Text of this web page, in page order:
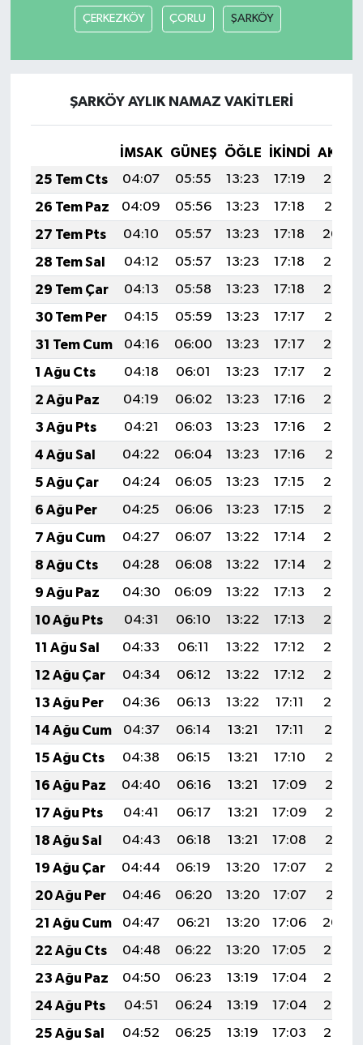
ÇERKEZKÖY ÇORLU ŞARKÖY
ŞARKÖY AYLIK NAMAZ VAKITLERI
İMSAK GÜNEŞ ÖĞLE İKINDI
25 Tem Cts
04:07 05:55 13:23 17:19
20:42
26 Tem Paz
04:09 05:56 13:23 17:18
20:41
27 Tem Pts
04:10 05:57 13:23 17:18
20:40
28 Tem Sal
04:12 05:57 13:23 17:18
20:39
29 Tem Çar
04:13 05:58 13:23 17:18
20:38
30 Tem Per
04:15 05:59 13:23 17:17
20:37
31 Tem Cum
04:16 06:00 13:23 17:17
20:36
1 Ağu Cts
04:18 06:01 13:23 17:17
20:35
2 Ağu Paz
04:19 06:02 13:23 17:16
20:34
3 Ağu Pts
04:21 06:03 13:23 17:16
20:33
4 Ağu Sal
04:22 06:04 13:23 17:16
20:31
5 Ağu Çar
04:24 06:05 13:23 17:15
20:30
6 Ağu Per
04:25 06:06 13:23 17:15
20:29
7 Ağu Cum
04:27 06:07 13:22 17:14
20:28
8 Ağu Cts
04:28 06:08 13:22 17:14
20:27
9 Ağu Paz
04:30 06:09 13:22 17:13
20:25
10 Ağu Pts
04:31 06:10 13:22 17:13
20:24
11 Ağu Sal
04:33 06:11 13:22 17:12
20:23
12 Ağu Çar
04:34 06:12 13:22 17:12
20:22
13 Ağu Per
04:36 06:13 13:22 17:11
20:20
14 Ağu Cum
04:37 06:14 13:21 17:11
20:19
15 Ağu Cts
04:38 06:15 13:21 17:10
20:18
16 Ağu Paz
04:40 06:16 13:21 17:09
20:16
17 Ağu Pts
04:41 06:17 13:21 17:09
20:15
18 Ağu Sal
04:43 06:18 13:21 17:08
20:13
19 Ağu Çar
04:44 06:19 13:20 17:07
20:12
20 Ağu Per
04:46 06:20 13:20 17:07
20:11
21 Ağu Cum
04:47 06:21 13:20 17:06
20:09
22 Ağu Cts
04:48 06:22 13:20 17:05
20:08
23 Ağu Paz
04:50 06:23 13:19 17:04
20:06
24 Ağu Pts
04:51 06:24 13:19 17:04
20:05
25 Ağu Sal
04:52 06:25 13:19 17:03 20:03